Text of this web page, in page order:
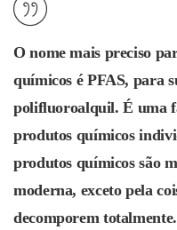
O nome mais preciso
químicos é PFAS, para
polifluoroalquil. É uma
produtos químicos
produtos químicos são
moderna, exceto pela
decomporem